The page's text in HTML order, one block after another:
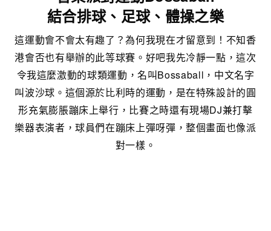
結合排球、足球、體操之樂
這運動會不會太有趣了？為何我現在才留意到！不知香
港會否也有舉辦的此等球賽。好吧我先冷靜一點，這次
令我這麼激動的球類運動，名叫Bossaball，中文名字
叫波沙球。這個源於比利時的運動，是在特殊設計的圓
形充氣膨脹蹦床上舉行，比賽之時還有現場DJ兼打擊
樂器表演者，球員們在蹦床上彈呀彈，整個畫面也像派
對一樣。